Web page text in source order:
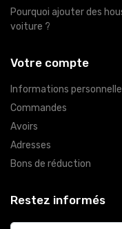
Pourquoi ajouter des
voiture ?
Votre compte
Informations
Commandes
Avoirs
Adresses
Bons de réduction
Restez informés